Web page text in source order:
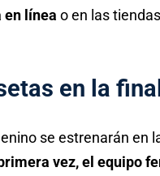
en línea o en las
en la
se estrenarán en
vez, el equipo